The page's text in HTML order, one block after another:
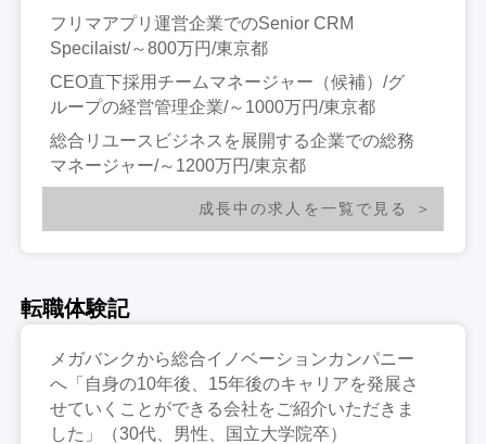
フリマアプリ運営企業でのSenior CRM
Specilaist/～800万円/東京都
CEO直下採用チームマネージャー（候補）/グ
ループの経営管理企業/～1000万円/東京都
総合リユースビジネスを展開する企業での総務
マネージャー/～1200万円/東京都
成長中の求人を一覧で見る
転職体験記
メガバンクから総合イノベーションカンパニー
へ「自身の10年後、15年後のキャリアを発展さ
せていくことができる会社をご紹介いただきま
した」（30代、男性、国立大学院卒）